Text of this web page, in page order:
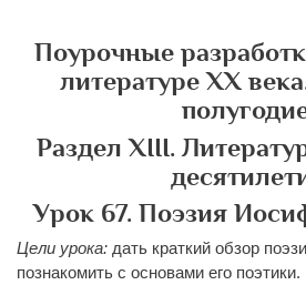
Поурочные
литературе ХХ
Раздел ХIII.
Урок 67. Поэзия
Цели урока: дать краткий обзор
познакомить с основами его поэтики.